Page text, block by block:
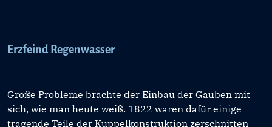
Erzfeind Regenwasser
Große Probleme brachte der Einbau der Gauben mit
sich, wie man heute weiß. 1822 waren dafür einige
tragende Teile der Kuppelkonstruktion zerschnitten